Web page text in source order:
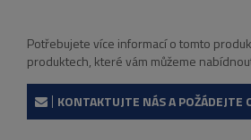
Potřebujete více informací o tomto
produktech, které vám můžeme
KONTAKTUJTE NÁS A POŽÁDEJTE